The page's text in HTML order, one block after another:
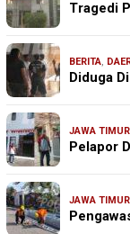
Tragedi
BERITA,
Diduga
JAWA TIMUR
Pelapor
JAWA TIMUR